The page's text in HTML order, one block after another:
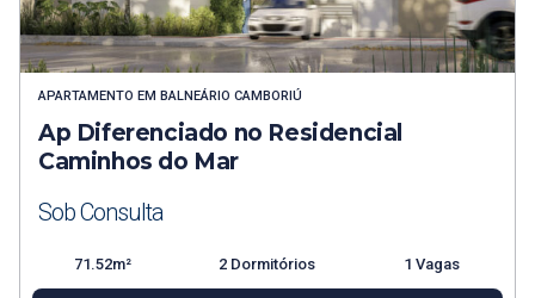
APARTAMENTO EM BALNEÁRIO CAMBORIÚ
Ap Diferenciado no Residencial
Caminhos do Mar
Sob Consulta
71.52m² 2 Dormitórios 1 Vagas